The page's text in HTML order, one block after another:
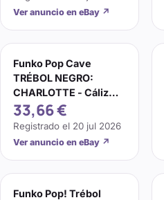
Ver anuncio en eBay ↗
Funko Pop Cave
TRÉBOL NEGRO:
CHARLOTTE - Cáliz
Brillante Exclusivo con
Protector
33,66 €
Registrado el 20 jul 2026
Ver anuncio en eBay ↗
Funko Pop! Trébol